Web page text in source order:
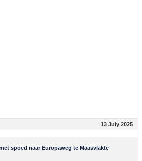
13 July 2025
spoed naar Europaweg te Maasvlakte